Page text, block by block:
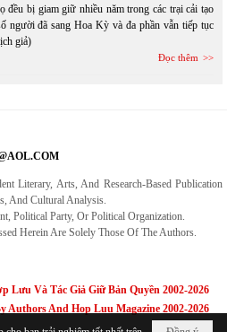
đều bị giam giữ nhiều năm trong các trại cải tạo
người đã sang Hoa Kỳ và đa phần vẫn tiếp tục
giả)
Đọc thêm
Literary, Arts, And Research-Based Publication
And Cultural Analysis.
Political Party, Or Political Organization.
Herein Are Solely Those Of The Authors.
Lưu Và Tác Giả Giữ Bản Quyền 2002-2026
Authors And Hop Luu Magazine 2002-2026